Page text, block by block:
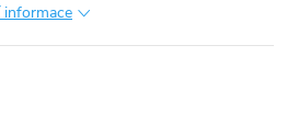
informace